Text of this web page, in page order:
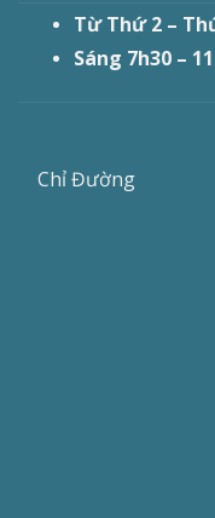
Từ Thứ 2 –
Sáng 7h30 –
Chỉ Đường